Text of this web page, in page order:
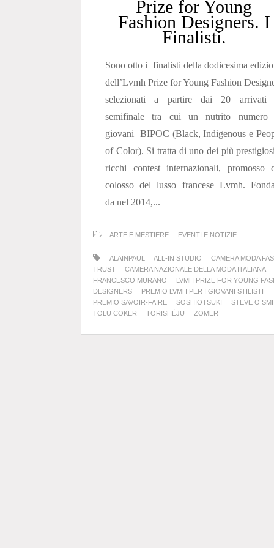
Prize for Young
Fashion Designers. I
Finalisti.
Sono otto i finalisti della dodicesima
dell’Lvmh Prize for Young Fashion
selezionati a partire dai 20 arrivati
semifinale tra cui un nutrito numero
giovani BIPOC (Black, Indigenous e
of Color). Si tratta di uno dei più
ricchi contest internazionali, promosso
colosso del lusso francese Lvmh.
da nel 2014,...
ARTE E MESTIERE EVENTI E NOTIZIE
ALAINPAUL ALL-IN STUDIO
CAMERA MODA
TRUST
CAMERA NAZIONALE DELLA MODA ITALIANA
FRANCESCO MURANO
LVMH PRIZE FOR YOUNG
DESIGNERS
PREMIO LVMH PER I GIOVANI STILISTI
PREMIO SAVOIR-FAIRE
SOSHIOTSUKI
STEVE O
TOLU COKER
TORISHÉJU ZOMER